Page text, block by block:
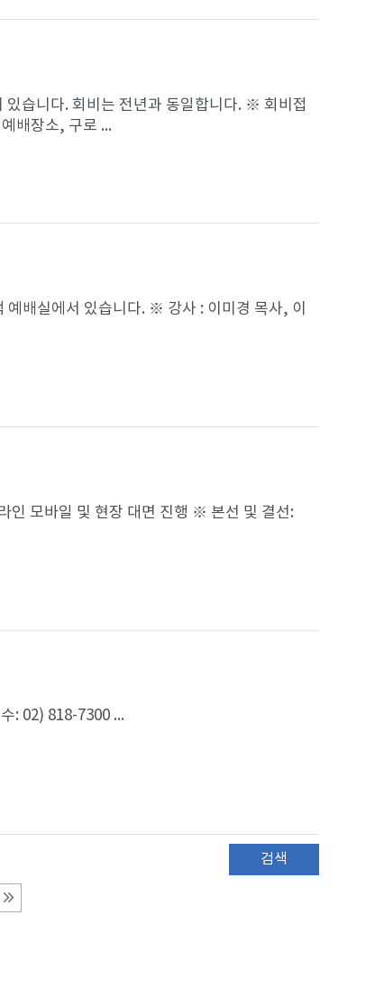
습니다. 회비는 전년과 동일합니다. ※ 회비접
배장소, 구로 ...
배실에서 있습니다. ※ 강사 : 이미경 목사, 이
모바일 및 현장 대면 진행 ※ 본선 및 결선:
: 02) 818-7300 ...
검색